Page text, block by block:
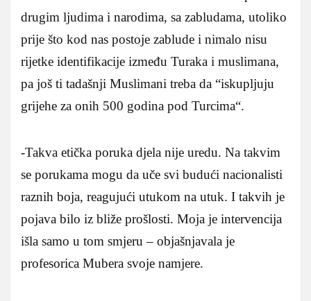
drugim ljudima i narodima, sa zabludama, utoliko
prije što kod nas postoje zablude i nimalo nisu
rijetke identifikacije između Turaka i muslimana,
pa još ti tadašnji Muslimani treba da “iskupljuju
grijehe za onih 500 godina pod Turcima“.
-Takva etička poruka djela nije uredu. Na takvim
se porukama mogu da uče svi budući nacionalisti
raznih boja, reagujući utukom na utuk. I takvih je
pojava bilo iz bliže prošlosti. Moja je intervencija
išla samo u tom smjeru – objašnjavala je
profesorica Mubera svoje namjere.